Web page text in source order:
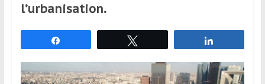
pour
assouvir
leur
passion,
l’urbanisation.